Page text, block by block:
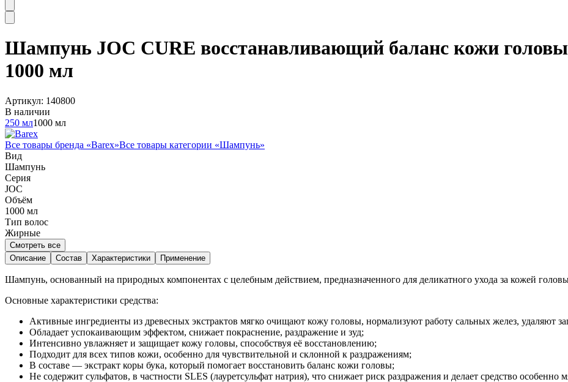
Шампунь JOC CURE восстанавливающий баланс кожи
1000 мл
Артикул: 140800
В наличии
250 мл1000 мл
Все товары бренда «Barex»Все товары категории «Шампунь»
Вид
Шампунь
Серия
JOC
Объём
1000 мл
Тип волос
Жирные
Смотреть все
Описание
Состав Характеристики Применение
Шампунь, основанный на природных компонентах с целебным действием, предназначенного для деликатного ухода за кожей
Основные характеристики средства:
Активные ингредиенты из древесных экстрактов мягко очищают кожу головы, нормализуют работу сальных желез, удаляют
Обладает успокаивающим эффектом, снижает покраснение, раздражение и зуд;
Интенсивно увлажняет и защищает кожу головы, способствуя её восстановлению;
Подходит для всех типов кожи, особенно для чувствительной и склонной к раздражениям;
В составе — экстракт коры бука, который помогает восстановить баланс кожи головы;
Не содержит сульфатов, в частности SLES (лауретсульфат натрия), что снижает риск раздражения и делает средство особенно